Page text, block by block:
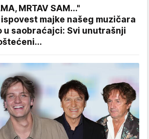
MRTAV SAM..."
majke našeg muzičara
u saobraćajci: Svi unutrašnji